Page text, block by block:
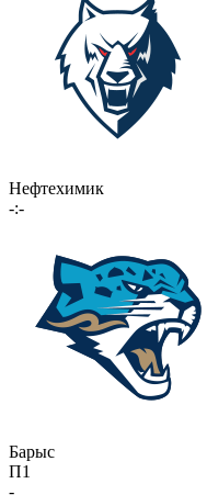
Нефтехимик
-:-
Барыс
П1
-